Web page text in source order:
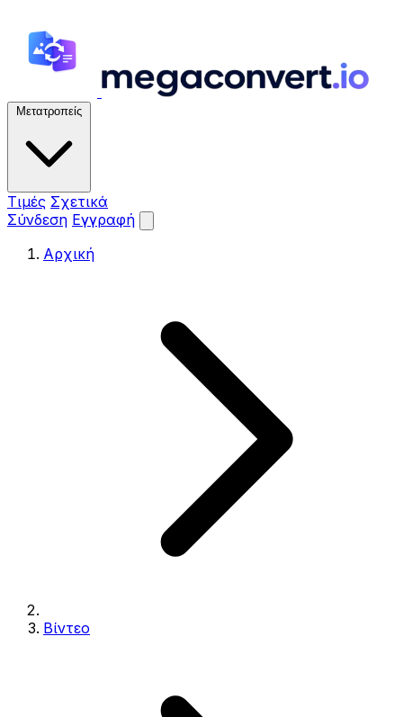
Μετατροπείς
Τιμές Σχετικά
Σύνδεση Εγγραφή
Αρχική
Βίντεο